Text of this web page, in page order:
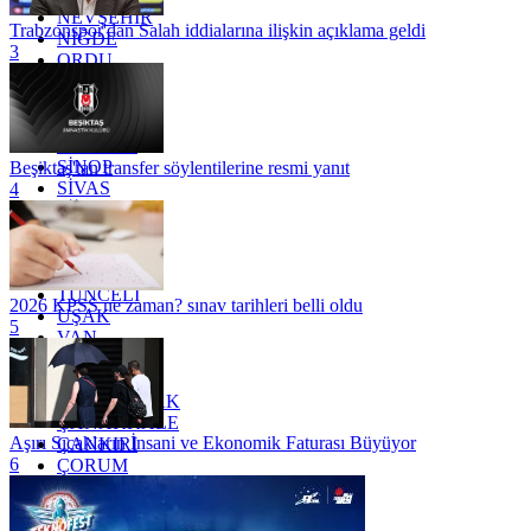
NEVŞEHİR
NİĞDE
ORDU
OSMANİYE
RİZE
SAKARYA
SİNOP
SİVAS
SİİRT
TEKİRDAĞ
TOKAT
TRABZON
TUNCELİ
UŞAK
VAN
YALOVA
YOZGAT
ZONGULDAK
ÇANAKKALE
ÇANKIRI
ÇORUM
İSTANBUL
İZMİR
Trabzonspor'dan Salah iddialarına ilişkin açıklama geldi
3
Beşiktaş'tan transfer söylentilerine resmi yanıt
4
2026 KPSS ne zaman? sınav tarihleri belli oldu
5
Aşırı Sıcakların İnsani ve Ekonomik Faturası Büyüyor
6